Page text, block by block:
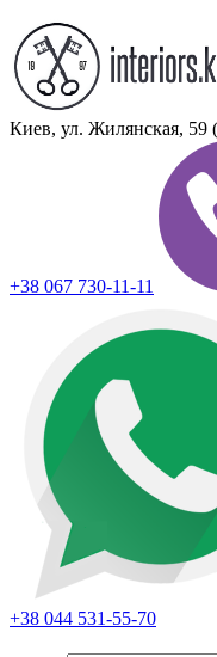
Киев, ул. Жилянская, 59
+38 067 730-11-11
+38 044 531-55-70